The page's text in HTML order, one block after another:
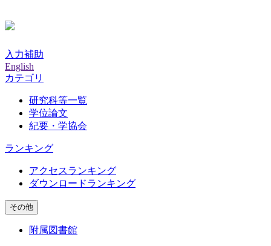
入力補助
English
カテゴリ
研究科等一覧
学位論文
紀要・学協会
ランキング
アクセスランキング
ダウンロードランキング
その他
附属図書館